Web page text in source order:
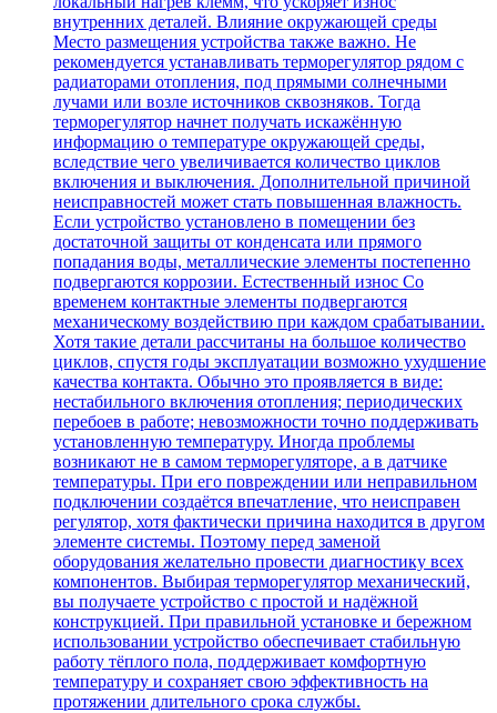
внутренних деталей. Влияние окружающей среды
Место размещения устройства также важно. Не
рекомендуется устанавливать терморегулятор рядом с
радиаторами отопления, под прямыми солнечными
лучами или возле источников сквозняков. Тогда
терморегулятор начнет получать искажённую
информацию о температуре окружающей среды,
вследствие чего увеличивается количество циклов
включения и выключения. Дополнительной причиной
неисправностей может стать повышенная влажность.
Если устройство установлено в помещении без
достаточной защиты от конденсата или прямого
попадания воды, металлические элементы постепенно
подвергаются коррозии. Естественный износ Со
временем контактные элементы подвергаются
механическому воздействию при каждом срабатывании.
Хотя такие детали рассчитаны на большое количество
циклов, спустя годы эксплуатации возможно ухудшение
качества контакта. Обычно это проявляется в виде:
нестабильного включения отопления; периодических
перебоев в работе; невозможности точно поддерживать
установленную температуру. Иногда проблемы
возникают не в самом терморегуляторе, а в датчике
температуры. При его повреждении или неправильном
подключении создаётся впечатление, что неисправен
регулятор, хотя фактически причина находится в другом
элементе системы. Поэтому перед заменой
оборудования желательно провести диагностику всех
компонентов. Выбирая терморегулятор механический,
вы получаете устройство с простой и надёжной
конструкцией. При правильной установке и бережном
использовании устройство обеспечивает стабильную
работу тёплого пола, поддерживает комфортную
температуру и сохраняет свою эффективность на
протяжении длительного срока службы.